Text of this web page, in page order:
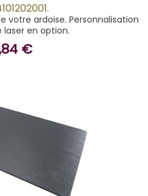
votre ardoise. Personnalisation
laser en option.
€